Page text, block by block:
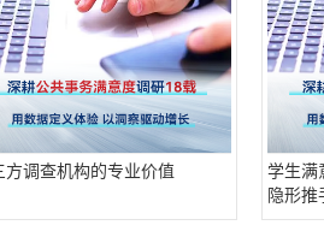
方调查机构的专业价值
学生满
隐形推